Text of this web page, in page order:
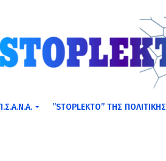
”STOPLEKTO” ΤΗΣ ΠΟΛΙΤΙΚΗΣ